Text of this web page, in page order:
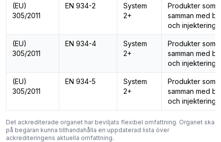
(EU)
305/2011
EN 934-2
System
2+
Produkter som
samman med
och
(EU)
305/2011
EN 934-4
System
2+
Produkter som
samman med
och
(EU)
305/2011
EN 934-5
System
2+
Produkter som
samman med
och
Det ackrediterade organet har beviljats flexibel omfattning. Organet ska
på begäran kunna tillhandahålla en uppdaterad lista över
ackrediteringens aktuella omfattning.